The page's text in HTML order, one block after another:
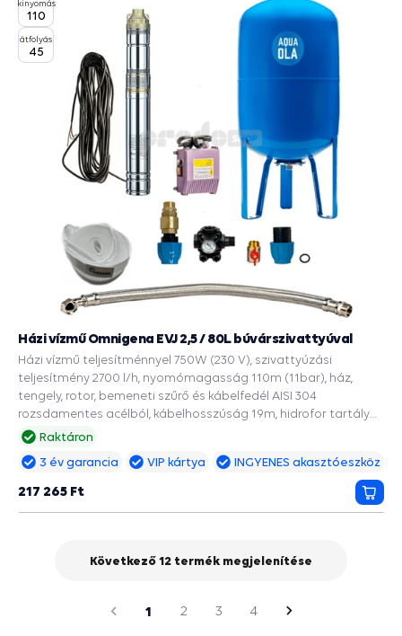
kinyomás
110
átfolyás
45
Raktáron
Házi vízmű Omnigena EVJ 2,5 / 80L búvárszivattyúval
Házi vízmű teljesítménnyel 750W (230 V), szivattyúzási
teljesítmény 2700 l/h, nyomómagasság 110m (11bar), ház,
tengely, rotor, bemeneti szűrő és kábelfedél AISI 304
rozsdamentes acélból, kábelhosszúság 19m, hidrofor tartály
80L acélból készült, EPDM ivóvíz zacskóval, a 125mm és
3 év garancia
VIP kártya INGYENES akasztóeszköz
217 265 Ft
Következő 12 termék megjelenítése
1 2 3 4
Következő